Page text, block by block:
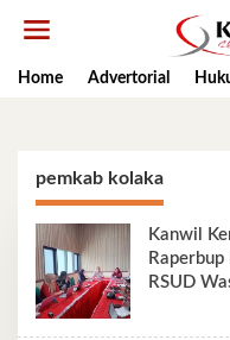
Home
Advertorial
pemkab kolaka
Kanwil
RSUD